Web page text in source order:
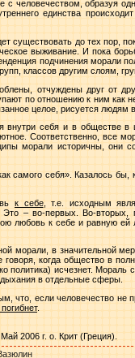
человечеством, образуя
единства
существовать до тех пор,
выживание. И пока
подчинения морали
классов другим слоям,
отчуждены друг от
по отношению к ним как
целое, рисуется людям в
себя и в обществе в
Соответственно, все
морали историчны, они
самого себя». Казалось бы,
к себе, т.е. исходным
– во-первых. Во-вторых,
любовь к себе и равную
морали, в значительной
когда общество в
исчезнет.
в отдельные сферы.
что, если человечество
.
Май 2006 г. о. Крит (Греция).